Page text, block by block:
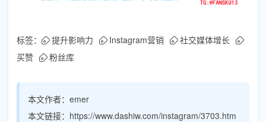
标签： 提升影响力 Instagram营销
社交媒体增长
买赞
粉丝库
本文作者： emer
本文链接： https://www.dashiw.com/instagram/3703.htm